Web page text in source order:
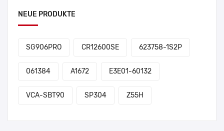
NEUE PRODUKTE
SG906PRO CR12600SE 623758-1S2P
061384 A1672 E3E01-60132
VCA-SBT90 SP304 Z55H